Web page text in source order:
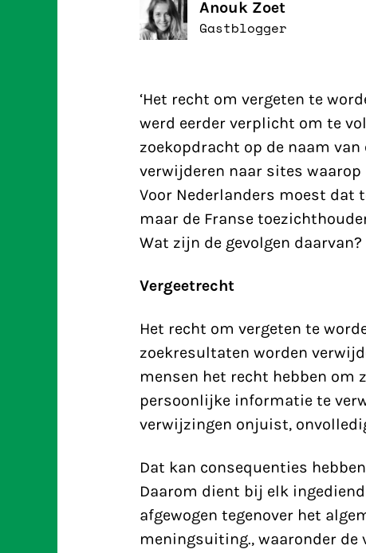
Anouk Zoet
Gastblogger
‘Het recht om vergeten te
werd eerder verplicht om te
zoekopdracht op de naam
verwijderen naar sites
Voor Nederlanders moest dat
maar de Franse
Wat zijn de gevolgen daarvan?
Vergeetrecht
Het recht om vergeten te
zoekresultaten worden
mensen het recht hebben om
persoonlijke informatie te
verwijzingen onjuist,
Dat kan consequenties
Daarom dient bij elk
afgewogen tegenover het
meningsuiting., waaronder